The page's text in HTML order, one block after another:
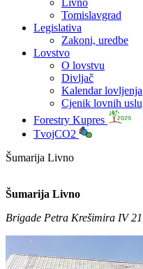
Livno
Tomislavgrad
Legislativa
Zakoni, uredbe
Lovstvo
O lovstvu
Divljač
Kalendar lovljenja
Cjenik lovnih
Forestry Kupres
TvojCO2
Šumarija Livno
Šumarija Livno
Brigade Petra Krešimira IV